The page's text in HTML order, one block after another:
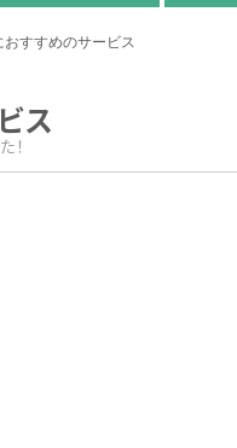
おすすめのサービス
ス
！